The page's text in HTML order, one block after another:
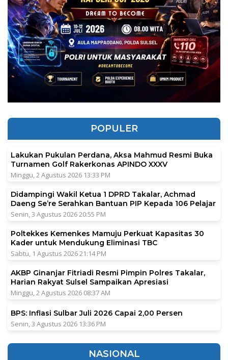
POPULER
Lakukan Pukulan Perdana, Aksa Mahmud Resmi Buka
Turnamen Golf Rakerkonas APINDO XXXV
Minggu, 2 Agustus 2026 13:33 PM
Didampingi Wakil Ketua 1 DPRD Takalar, Achmad
Daeng Se’re Serahkan Bantuan PIP Kepada 106 Pelajar
Senin, 3 Agustus 2026 20:55 PM
Poltekkes Kemenkes Mamuju Perkuat Kapasitas 30
Kader untuk Mendukung Eliminasi TBC
Sabtu, 1 Agustus 2026 21:14 PM
AKBP Ginanjar Fitriadi Resmi Pimpin Polres Takalar,
Harian Rakyat Sulsel Sampaikan Apresiasi
Minggu, 2 Agustus 2026 08:37 AM
BPS: Inflasi Sulbar Juli 2026 Capai 2,00 Persen
Senin, 3 Agustus 2026 13:36 PM
NASIONAL